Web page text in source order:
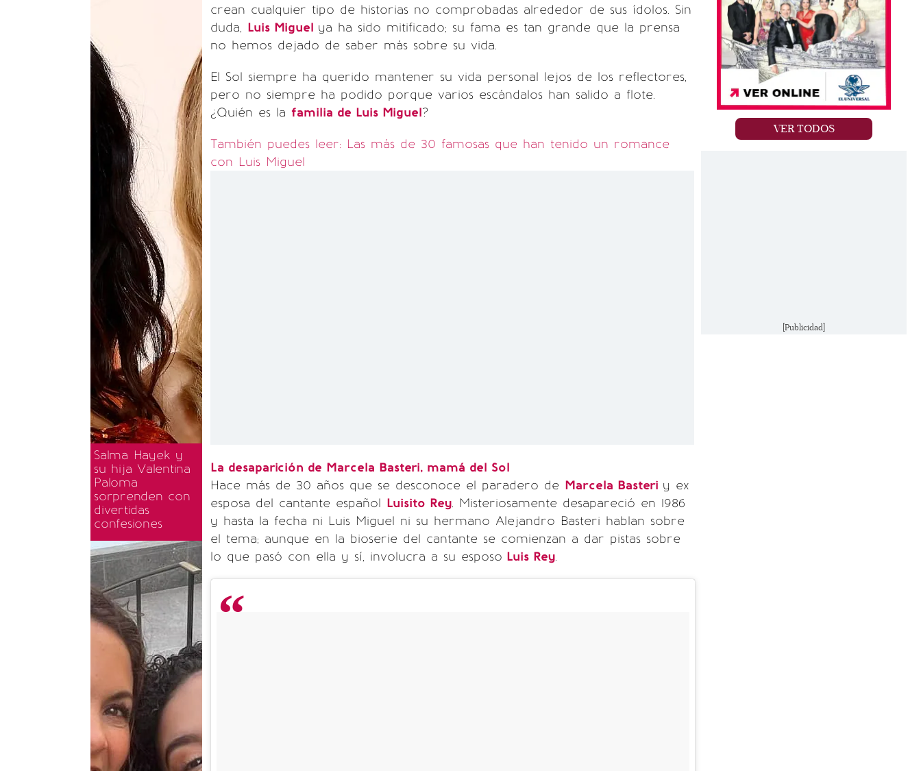
Salma Hayek y
su hija Valentina
Paloma
sorprenden con
divertidas
confesiones
crean cualquier tipo de historias no comprobadas alrededor de sus ídolos. Sin
duda, Luis Miguel ya ha sido mitificado; su fama es tan grande que la prensa
no hemos dejado de saber más sobre su vida.
El Sol siempre ha querido mantener su vida personal lejos de los reflectores,
pero no siempre ha podido porque varios escándalos han salido a flote.
¿Quién es la familia de Luis Miguel?
También puedes leer: Las más de 30 famosas que han tenido un romance
con Luis Miguel
La desaparición de Marcela Basteri, mamá del Sol
Hace más de 30 años que se desconoce el paradero de Marcela Basteri y ex
esposa del cantante español Luisito Rey. Misteriosamente desapareció en 1986
y hasta la fecha ni Luis Miguel ni su hermano Alejandro Basteri hablan sobre
el tema; aunque en la bioserie del cantante se comienzan a dar pistas sobre
lo que pasó con ella y sí, involucra a su esposo Luis Rey.
VER TODOS
[Publicidad]